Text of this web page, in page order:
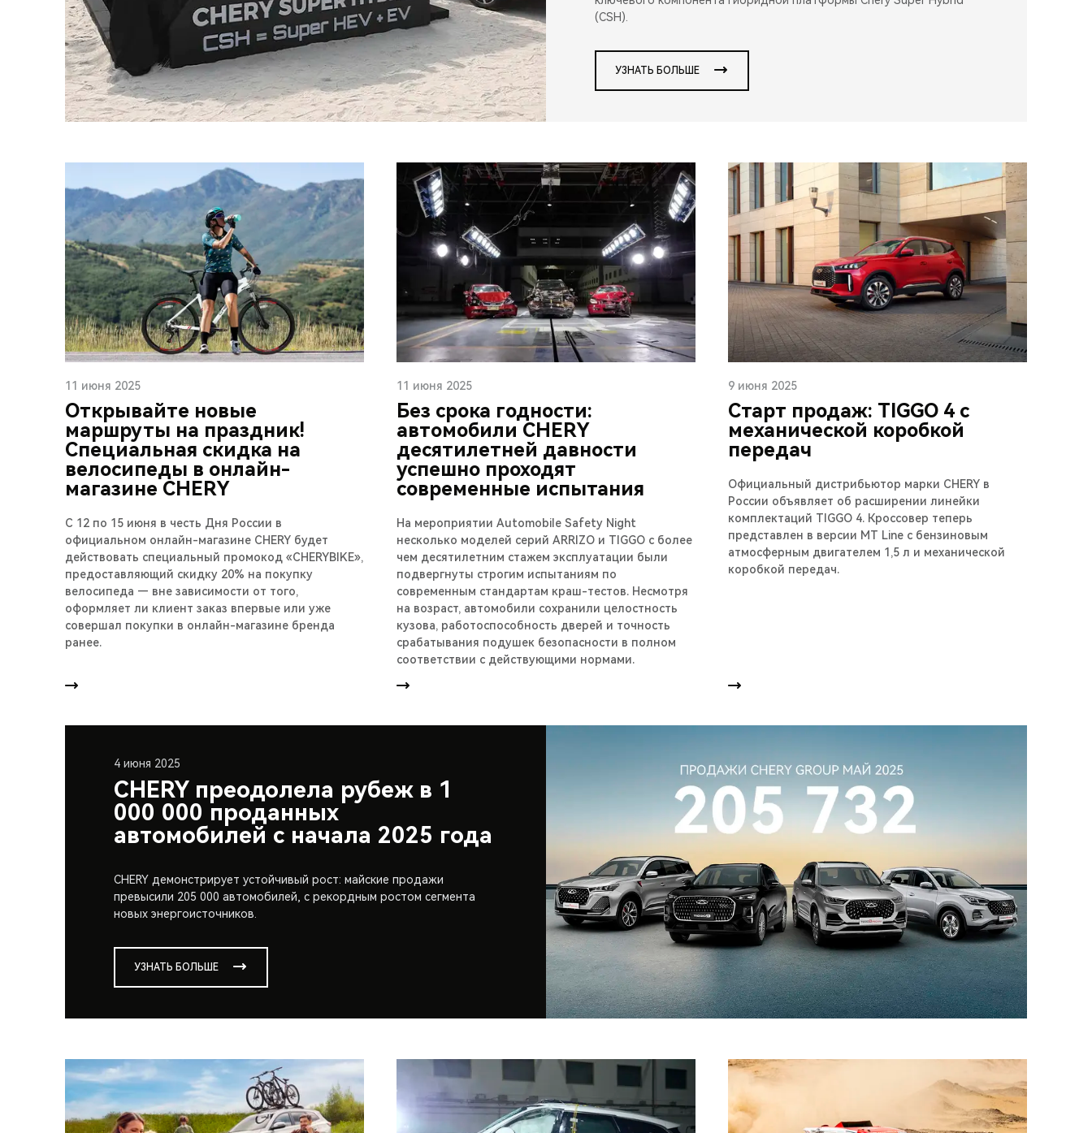
(CSH).
УЗНАТЬ БОЛЬШЕ
11 июня 2025
Открывайте новые
маршруты на праздник!
Специальная скидка на
велосипеды в онлайн-
магазине CHERY
С 12 по 15 июня в честь Дня России в
официальном онлайн-магазине CHERY будет
действовать специальный промокод «CHERYBIKE»,
предоставляющий скидку 20% на покупку
велосипеда — вне зависимости от того,
оформляет ли клиент заказ впервые или уже
совершал покупки в онлайн-магазине бренда
ранее.
11 июня 2025
Без срока годности:
автомобили CHERY
десятилетней давности
успешно проходят
современные испытания
На мероприятии Automobile Safety Night
несколько моделей серий ARRIZO и TIGGO с более
чем десятилетним стажем эксплуатации были
подвергнуты строгим испытаниям по
современным стандартам краш-тестов. Несмотря
на возраст, автомобили сохранили целостность
кузова, работоспособность дверей и точность
срабатывания подушек безопасности в полном
соответствии с действующими нормами.
9 июня 2025
Старт продаж: TIGGO 4 с
механической коробкой
передач
Официальный дистрибьютор марки CHERY в
России объявляет об расширении линейки
комплектаций TIGGO 4. Кроссовер теперь
представлен в версии MT Line c бензиновым
атмосферным двигателем 1,5 л и механической
коробкой передач.
4 июня 2025
CHERY преодолела рубеж в 1
000 000 проданных
автомобилей с начала 2025 года
CHERY демонстрирует устойчивый рост: майские продажи
превысили 205 000 автомобилей, с рекордным ростом сегмента
новых энергоисточников.
УЗНАТЬ БОЛЬШЕ